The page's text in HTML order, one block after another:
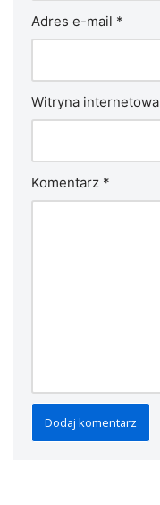
Adres e-mail *
Witryna internetowa
Komentarz *